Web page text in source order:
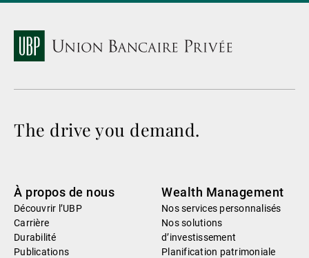
The drive you demand.
À propos de nous
Découvrir l’UBP
Carrière
Durabilité
Publications
Wealth Management
Nos services personnalisés
Nos solutions
d’investissement
Planification patrimoniale